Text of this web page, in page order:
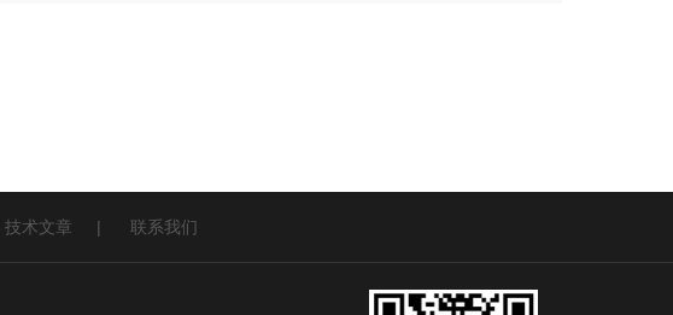
技术文章 | 联系我们